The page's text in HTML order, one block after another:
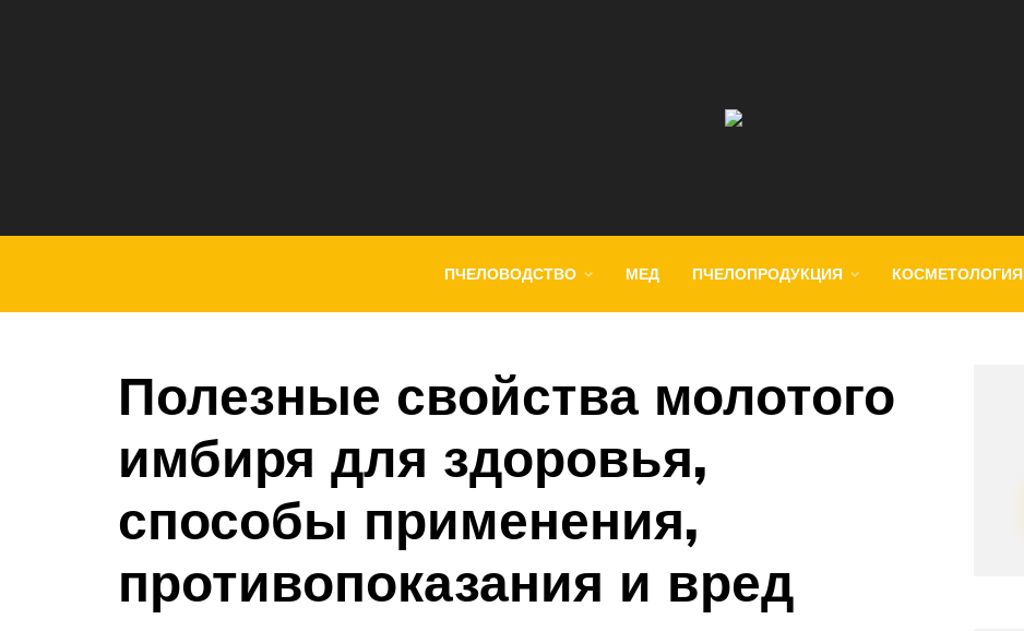
ПЧЕЛОВОДСТВО МЕД ПЧЕЛОПРОДУКЦИЯ КОСМЕТОЛОГИЯ
Полезные свойства молотого
имбиря для здоровья,
способы применения,
противопоказания и вред